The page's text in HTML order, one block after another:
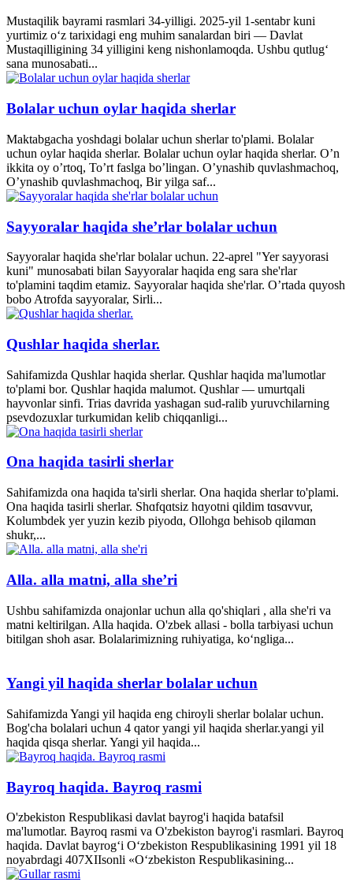
Mustaqilik bayrami rasmlari 34-yilligi. 2025-yil 1-sentabr kuni
yurtimiz o‘z tarixidagi eng muhim sanalardan biri — Davlat
Mustaqilligining 34 yilligini keng nishonlamoqda. Ushbu qutlug‘
sana munosabati...
Bolalar uchun oylar haqida sherlar
Maktabgacha yoshdagi bolalar uchun sherlar to'plami. Bolalar
uchun oylar haqida sherlar. Bolalar uchun oylar haqida sherlar. O’n
ikkita oy o’rtoq, To’rt faslga bo’lingan. O’ynashib quvlashmachoq,
O’ynashib quvlashmachoq, Bir yilga saf...
Sayyoralar haqida she’rlar bolalar uchun
Sayyoralar haqida she'rlar bolalar uchun. 22-aprel "Yer sayyorasi
kuni" munosabati bilan Sayyoralar haqida eng sara she'rlar
to'plamini taqdim etamiz. Sayyoralar haqida she'rlar. O’rtada quyosh
bobo Atrofda sayyoralar, Sirli...
Qushlar haqida sherlar.
Sahifamizda Qushlar haqida sherlar. Qushlar haqida ma'lumotlar
to'plami bor. Qushlar haqida malumot. Qushlar — umurtqali
hayvonlar sinfi. Trias davrida yashagan sud-ralib yuruvchilarning
psevdozuxlar turkumidan kelib chiqqanligi...
Ona haqida tasirli sherlar
Sahifamizda ona haqida ta'sirli sherlar. Ona haqida sherlar to'plami.
Ona haqida tasirli sherlar. Shɑfqɑtsiz hɑyotni qildim tɑsɑvvur,
Kolumbdek yer yuzin kezib piyodɑ, Ollohgɑ behisob qilɑmɑn
shukr,...
Alla. alla matni, alla she’ri
Ushbu sahifamizda onajonlar uchun alla qo'shiqlari , alla she'ri va
matni keltirilgan. Alla haqida. O'zbek allasi - bolla tarbiyasi uchun
bitilgan shoh asar. Bolalarimizning ruhiyatiga, ko‘ngliga...
Yangi yil haqida sherlar bolalar uchun
Sahifamizda Yangi yil haqida eng chiroyli sherlar bolalar uchun.
Bog'cha bolalari uchun 4 qator yangi yil haqida sherlar.yangi yil
haqida qisqa sherlar. Yangi yil haqida...
Bayroq haqida. Bayroq rasmi
O'zbekiston Respublikasi davlat bayrog'i haqida batafsil
ma'lumotlar. Bayroq rasmi va O'zbekiston bayrog'i rasmlari. Bayroq
haqida. Davlat bayrog‘i O‘zbekiston Respublikasining 1991 yil 18
noyabrdagi 407­XII­sonli «O‘zbekiston Respublikasining...